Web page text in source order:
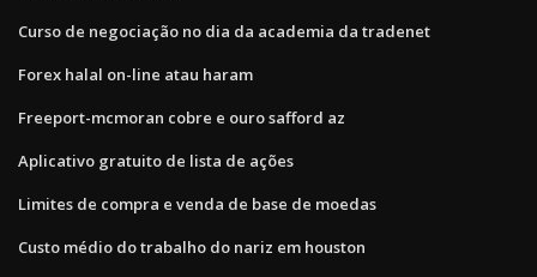
Curso de negociação no dia da academia da tradenet
Forex halal on-line atau haram
Freeport-mcmoran cobre e ouro safford az
Aplicativo gratuito de lista de ações
Limites de compra e venda de base de moedas
Custo médio do trabalho do nariz em houston